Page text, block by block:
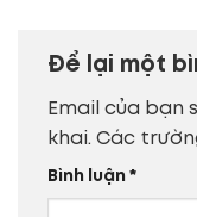
Để lại một
Email của bạn
khai. Các
Bình luận *